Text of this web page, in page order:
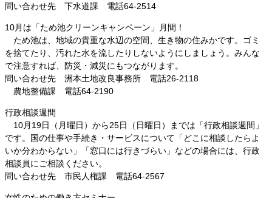
問い合わせ先 下水道課 電話64-2514
10月は「ため池クリーンキャンペーン」月間！
ため池は、地域の貴重な水辺の空間、生き物の住みかです。ゴミ
を捨てたり、汚れた水を流したりしないようにしましょう。みんな
で注意すれば、防災・減災にもつながります。
問い合わせ先 洲本土地改良事務所 電話26-2118
農地整備課 電話64-2190
行政相談週間
10月19日（月曜日）から25日（日曜日）までは「行政相談週間」
です。国の仕事や手続き・サービスについて「どこに相談したらよ
いか分わからない」「窓口には行きづらい」などの場合には、行政
相談員にご相談ください。
問い合わせ先 市民人権課 電話64-2567